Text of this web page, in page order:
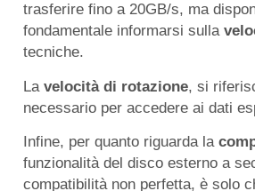
trasferire fino a 20GB/s, ma
fondamentale informarsi sulla
tecniche.
La velocità di rotazione, si
necessario per accedere ai dati
Infine, per quanto riguarda la
funzionalità del disco esterno a
compatibilità non perfetta, è solo